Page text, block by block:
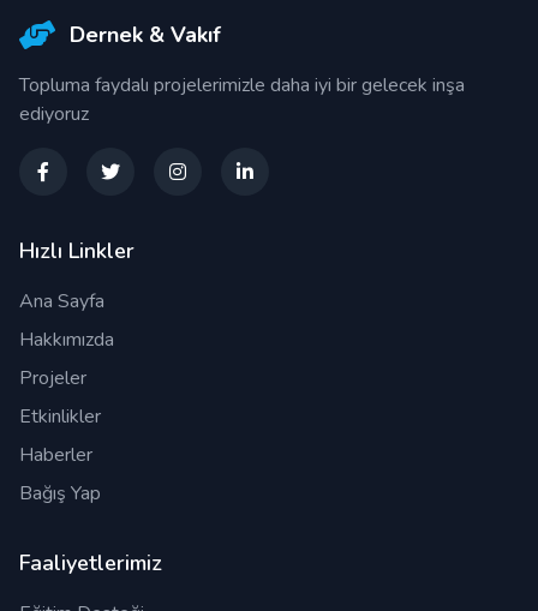
Dernek & Vakıf
Topluma faydalı projelerimizle daha iyi bir gelecek inşa
ediyoruz
Hızlı Linkler
Ana Sayfa
Hakkımızda
Projeler
Etkinlikler
Haberler
Bağış Yap
Faaliyetlerimiz